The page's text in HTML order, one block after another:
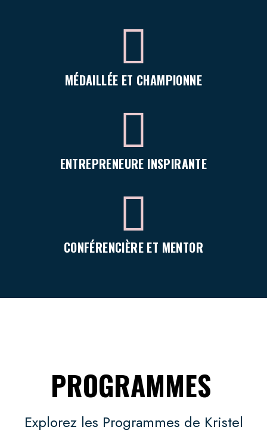
MÉDAILLÉE ET CHAMPIONNE
ENTREPRENEURE INSPIRANTE
CONFÉRENCIÈRE ET MENTOR
PROGRAMMES
Explorez les Programmes de Kristel